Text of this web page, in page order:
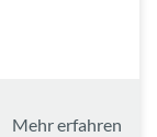
Mehr erfahren